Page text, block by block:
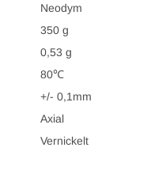
Neodym
350 g
0,53 g
80℃
+/- 0,1mm
Axial
Vernickelt